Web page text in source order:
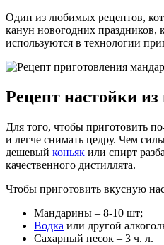
Один из любимых рецептов,
канун новогодних праздников,
используются в технологии
Рецепт настойки
Для того, чтобы приготовить
и легче снимать цедру. Чем
дешевый коньяк или спирт
качественного дистиллята.
Чтобы приготовить вкусную
Мандарины – 8-10 шт;
Водка или другой
Сахарный песок – 3 ч. л.